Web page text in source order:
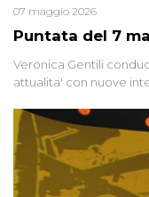
Puntata del 7
07 maggio 2026
Veronica Gentili
attualita' con nuove